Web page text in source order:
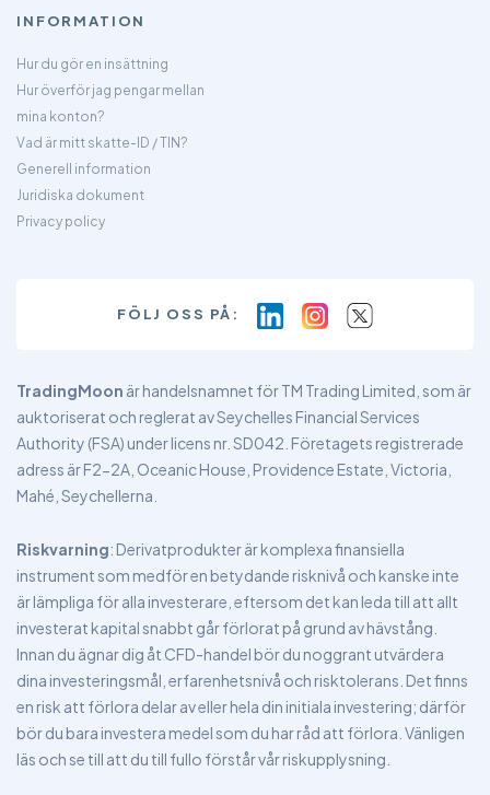
INFORMATION
Hur du gör en insättning
Hur överför jag pengar mellan
mina konton?
Vad är mitt skatte-ID / TIN?
Generell information
Juridiska dokument
Privacy policy
FÖLJ OSS PÅ:
TradingMoon är handelsnamnet för TM Trading Limited, som är
auktoriserat och reglerat av Seychelles Financial Services
Authority (FSA) under licens nr. SD042. Företagets registrerade
adress är F2-2A, Oceanic House, Providence Estate, Victoria,
Mahé, Seychellerna.
Riskvarning: Derivatprodukter är komplexa finansiella
instrument som medför en betydande risknivå och kanske inte
är lämpliga för alla investerare, eftersom det kan leda till att allt
investerat kapital snabbt går förlorat på grund av hävstång.
Innan du ägnar dig åt CFD-handel bör du noggrant utvärdera
dina investeringsmål, erfarenhetsnivå och risktolerans. Det finns
en risk att förlora delar av eller hela din initiala investering; därför
bör du bara investera medel som du har råd att förlora. Vänligen
läs och se till att du till fullo förstår vår riskupplysning.